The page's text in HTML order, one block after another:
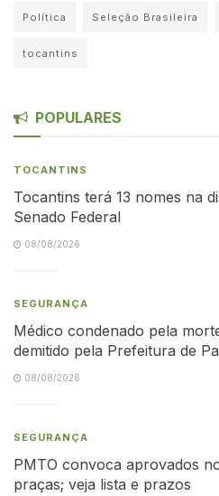
Política Seleção Brasileira
tocantins
POPULARES
TOCANTINS
Tocantins terá 13 nomes na
Senado Federal
08/08/2026
SEGURANÇA
Médico condenado pela
demitido pela Prefeitura de
08/08/2026
SEGURANÇA
PMTO convoca aprovados
praças; veja lista e prazos